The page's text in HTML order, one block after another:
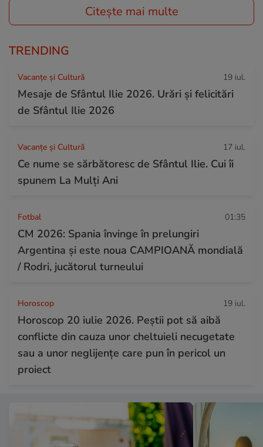
Citește mai multe
TRENDING
Vacanțe și Cultură 19 iul.
Mesaje de Sfântul Ilie 2026. Urări și felicitări
de Sfântul Ilie 2026
Vacanțe și Cultură 17 iul.
Ce nume se sărbătoresc de Sfântul Ilie. Cui îi
spunem La Mulți Ani
Fotbal 01:35
CM 2026: Spania învinge în prelungiri
Argentina și este noua CAMPIOANĂ mondială
/ Rodri, jucătorul turneului
Horoscop 19 iul.
Horoscop 20 iulie 2026. Peștii pot să aibă
conflicte din cauza unor cheltuieli necugetate
sau a unor neglijențe care pun în pericol un
proiect